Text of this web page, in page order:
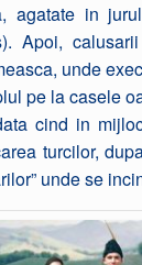
agatate in
Apoi,
unde
pe la casele
cind in
turcilor,
unde se